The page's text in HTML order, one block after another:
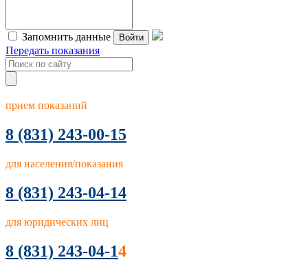
Запомнить данные Войти
Передать показания
прием показаний
8 (831) 243-00-15
для населения/показания
8 (831) 243-04-14
для юридических лиц
8 (831) 243-04-14